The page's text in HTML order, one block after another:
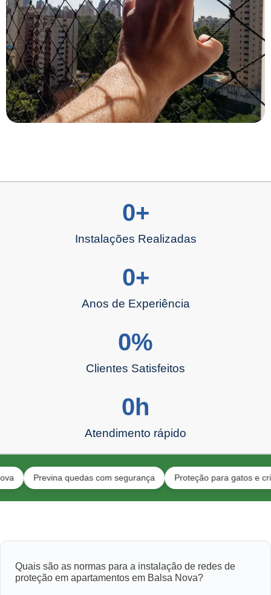
Instalações Realizadas
0+
Anos de Experiência
0+
Clientes Satisfeitos
0%
Atendimento rápido
0h
Previna quedas com segurança Proteção para gatos e crianças
Quais são as normas para a instalação de redes de
proteção em apartamentos em Balsa Nova?